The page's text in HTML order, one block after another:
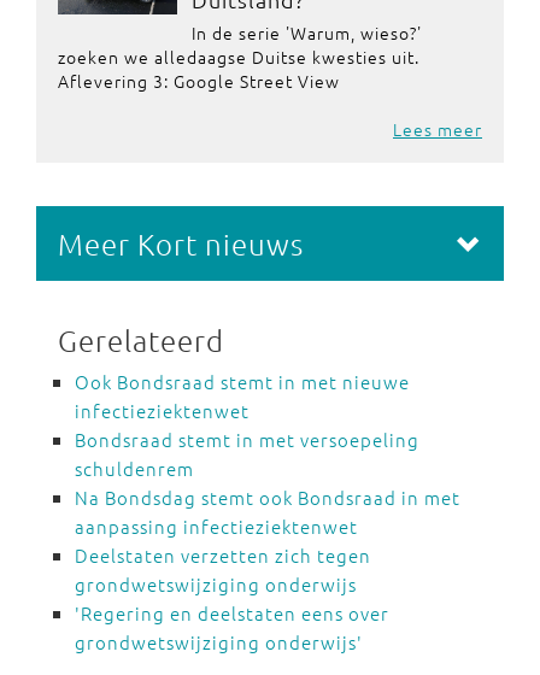
In de serie 'Warum, wieso?'
zoeken we alledaagse Duitse kwesties uit.
Aflevering 3: Google Street View
Lees meer
Meer Kort nieuws
Gerelateerd
Ook Bondsraad stemt in met nieuwe
infectieziektenwet
Bondsraad stemt in met versoepeling
schuldenrem
Na Bondsdag stemt ook Bondsraad in met
aanpassing infectieziektenwet
Deelstaten verzetten zich tegen
grondwetswijziging onderwijs
'Regering en deelstaten eens over
grondwetswijziging onderwijs'